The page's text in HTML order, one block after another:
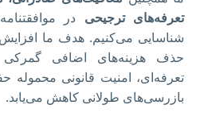
تعرفه‌های ترجیحی در
شناسایی می‌کنیم. هدف ما
حذف هزینه‌های اضافی
تعرفه‌ای، امنیت قانونی
بازرسی‌های طولانی کاهش می‌یابد.